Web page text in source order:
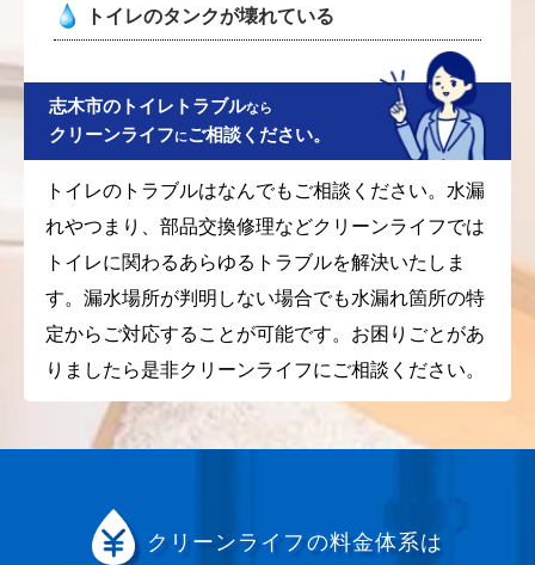
トイレのタンクが壊れている
志木市のトイレトラブルなら
クリーンライフにご相談ください。
トイレのトラブルはなんでもご相談ください。水漏
れやつまり、部品交換修理などクリーンライフでは
トイレに関わるあらゆるトラブルを解決いたしま
す。漏水場所が判明しない場合でも水漏れ箇所の特
定からご対応することが可能です。お困りごとがあ
りましたら是非クリーンライフにご相談ください。
クリーンライフの料金体系は